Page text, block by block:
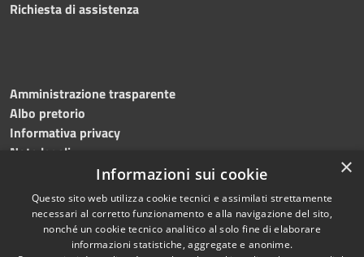
Richiesta di assistenza
Amministrazione trasparente
Albo pretorio
Informativa privacy
Note legali
Dichiarazione di accessibilità
Copyright © 2024 •
×
Informazioni sui cookie
Questo sito web utilizza cookie tecnici e assimilati strettamente
necessari al corretto funzionamento e alla navigazione del sito,
nonché un cookie tecnico analitico al solo fine di elaborare
informazioni statistiche, aggregate e anonime.